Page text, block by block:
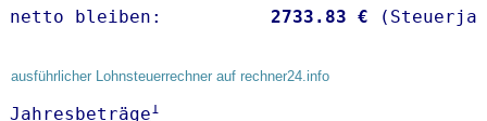
netto bleiben: 2733.83 €
ausführlicher Lohnsteuerrechner auf rechner24.info
Jahresbeträge1